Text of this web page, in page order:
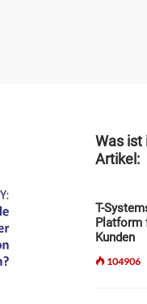
Was ist
Artikel:
T-
Platform
Kunden
104906